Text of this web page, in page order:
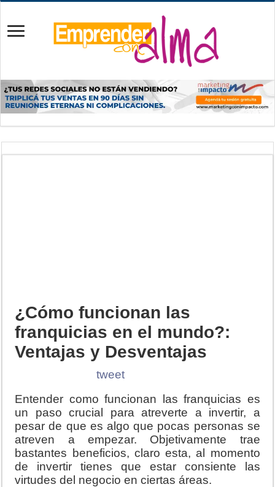
¿Cómo funcionan las
franquicias en el mundo?:
Ventajas y Desventajas
tweet
Entender como funcionan las franquicias es
un paso crucial para atreverte a invertir, a
pesar de que es algo que pocas personas se
atreven a empezar. Objetivamente trae
bastantes beneficios, claro esta, al momento
de invertir tienes que estar consiente las
virtudes del negocio en ciertas áreas.